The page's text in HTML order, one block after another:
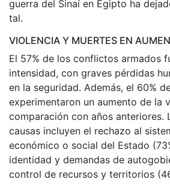
guerra del Sinaí en Egipto ha
tal.
VIOLENCIA Y MUERTES EN
El 57% de los conflictos armados
intensidad, con graves pérdidas
en la seguridad. Además, el 60%
experimentaron un aumento de la
comparación con años anteriores.
causas incluyen el rechazo al
económico o social del Estado
identidad y demandas de
control de recursos y territorios